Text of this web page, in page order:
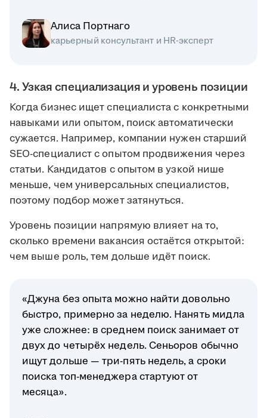
Алиса Портнаго
карьерный консультант и HR-эксперт
4. Узкая специализация и уровень позиции
Когда бизнес ищет специалиста с конкретными
навыками или опытом, поиск автоматически
сужается. Например, компании нужен старший
SEO-специалист с опытом продвижения через
статьи. Кандидатов с опытом в узкой нише
меньше, чем универсальных специалистов,
поэтому подбор может затянуться.
Уровень позиции напрямую влияет на то,
сколько времени вакансия остаётся открытой:
чем выше роль, тем дольше идёт поиск.
«Джуна без опыта можно найти довольно
быстро, примерно за неделю. Нанять мидла
уже сложнее: в среднем поиск занимает от
двух до четырёх недель. Сеньоров обычно
ищут дольше — три-пять недель, а сроки
поиска топ-менеджера стартуют от
месяца».